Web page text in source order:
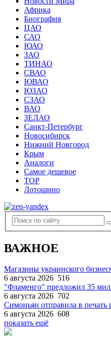
Африка
Биография
ЦАО
САО
ЮАО
ЗАО
ТИНАО
СВАО
ЮВАО
ЮЗАО
СЗАО
ВАО
ЗЕЛАО
Санкт-Петербург
Новосибирск
Нижний Новгород
Крым
Аналоги
Самое дешевое
TOP
Лотошино
ВАЖНОЕ
Магазины украинского
6 августа 2026 516
"Фламенго" предложил 35
6 августа 2026 702
Симоньян отправила в печать
6 августа 2026 608
показать ещё